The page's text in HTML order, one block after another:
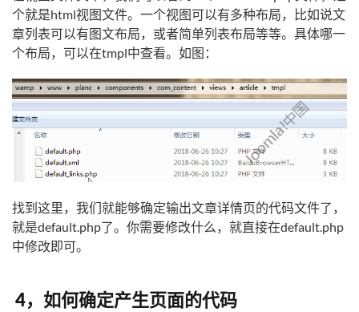
个就是html视图文件。一个视图可以有多种布局，比如说文
章列表可以有图文布局，或者简单列表布局等等。具体哪一
个布局，可以在tmpl中查看。如图：
找到这里，我们就能够确定输出文章详情页的代码文件了，
就是default.php了。你需要修改什么，就直接在default.php
中修改即可。
4，如何确定产生页面的代码